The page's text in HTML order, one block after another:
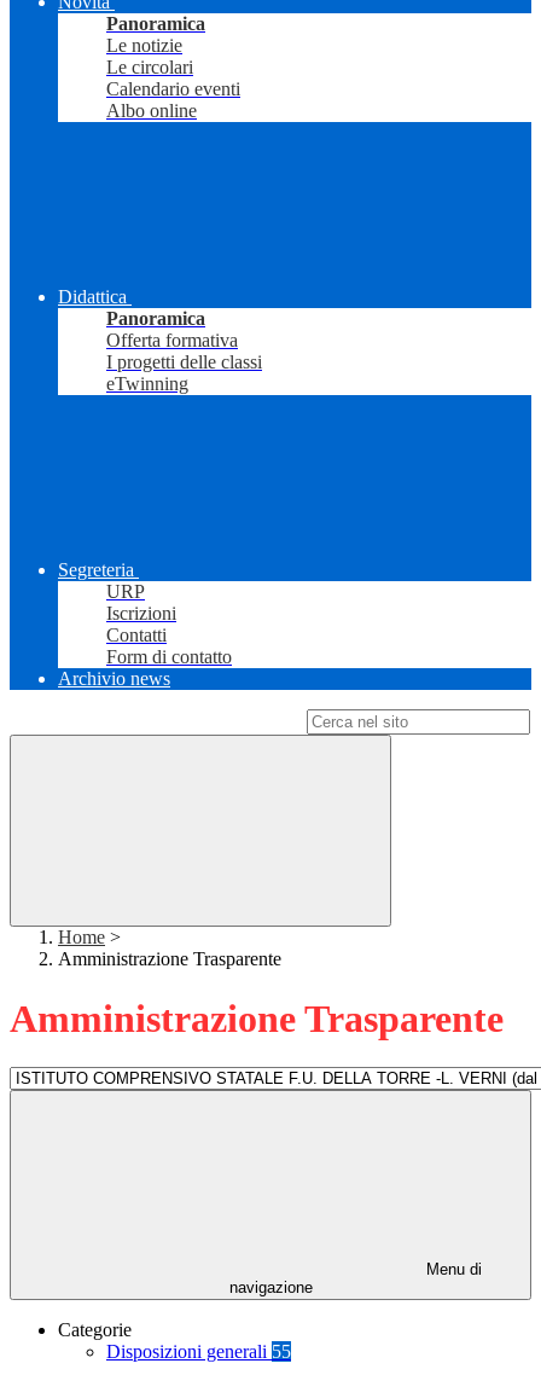
Panoramica
Le notizie
Le circolari
Calendario eventi
Albo online
Didattica
Panoramica
Offerta formativa
I progetti delle classi
eTwinning
Segreteria
URP
Iscrizioni
Contatti
Form di contatto
Archivio news
Home >
Amministrazione Trasparente
Amministrazione Trasparente
Menu di
navigazione
Categorie
Disposizioni generali 55